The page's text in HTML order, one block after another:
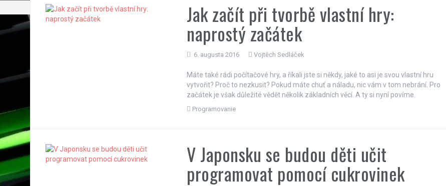
Jak začít při tvorbě vlastní hry:
naprostý začátek
6. augusta 2016 Vojtěch Sedláček
Máte také rádi počítačové hry, a říkali jste si někdy, jaké to asi je svou vlastní hru
vytvořit? Proč to nezkusit? Pokud máte chuť a náladu, nic vám v tom nebrání. Pro
začátek je však důležité vědět několik základních věcí. A ty si nyní povíme.
Programovanie
V Japonsku se budou děti učit
programovat pomocí cukrovinek